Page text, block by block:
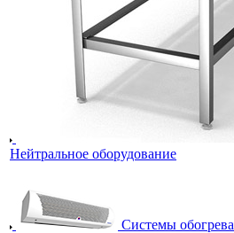
Нейтральное оборудование
Системы обогрева